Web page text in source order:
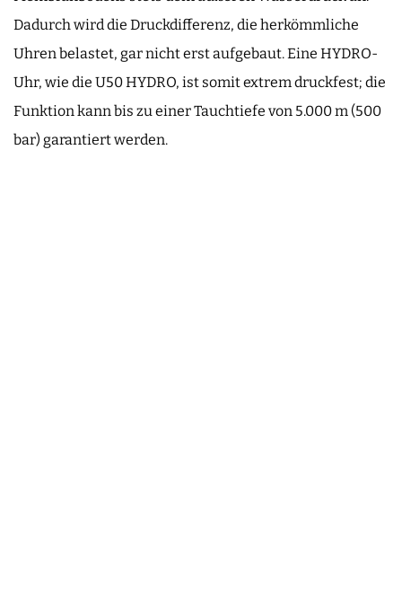
Dadurch wird die Druckdifferenz, die herkömmliche
Uhren belastet, gar nicht erst aufgebaut. Eine HYDRO-
Uhr, wie die U50 HYDRO, ist somit extrem druckfest; die
Funktion kann bis zu einer Tauchtiefe von 5.000 m (500
bar) garantiert werden.